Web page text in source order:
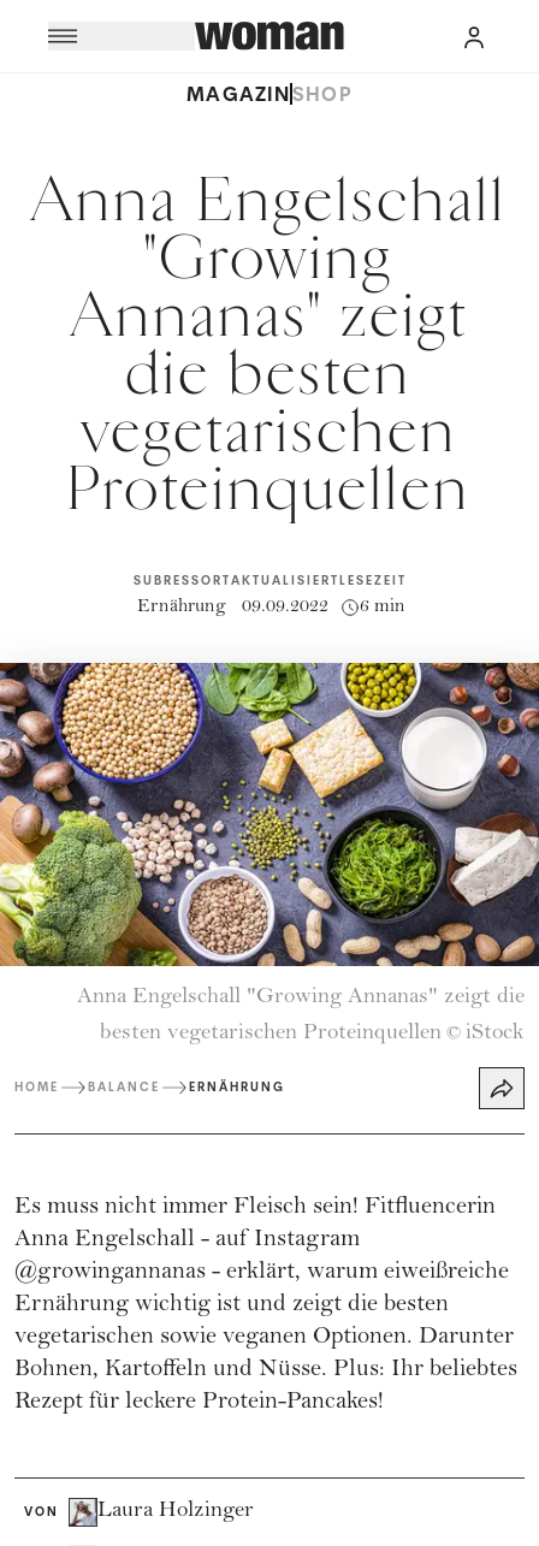
MAGAZINSHOP
Anna Engelschall
"Growing
Annanas" zeigt
die besten
vegetarischen
Proteinquellen
SUBRESSORT
Ernährung
AKTUALISIERT
09.09.2022
LESEZEIT
6 min
Anna Engelschall "Growing Annanas" zeigt die
besten vegetarischen Proteinquellen © iStock
HOME BALANCE ERNÄHRUNG
Es muss nicht immer Fleisch sein! Fitfluencerin
Anna Engelschall - auf Instagram
@growingannanas - erklärt, warum eiweißreiche
Ernährung wichtig ist und zeigt die besten
vegetarischen sowie veganen Optionen. Darunter
Bohnen, Kartoffeln und Nüsse. Plus: Ihr beliebtes
Rezept für leckere Protein-Pancakes!
VON Laura Holzinger